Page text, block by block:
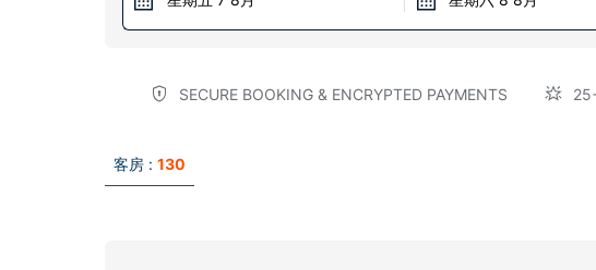
SECURE BOOKING & ENCRYPTED PAYMENTS
客房 : 130